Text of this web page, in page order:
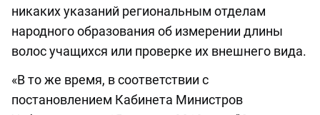
никаких указаний региональным отделам
народного образования об измерении длины
волос учащихся или проверке их внешнего вида.
«В то же время, в соответствии с
постановлением Кабинета Министров